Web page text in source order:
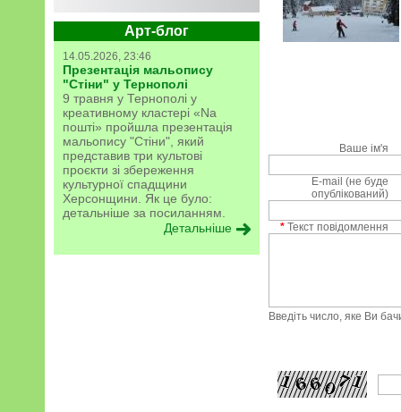
Арт-блог
14.05.2026, 23:46
Презентація мальопису
"Стіни" у Тернополі
9 травня у Тернополі у
креативному кластері «Na
пошті» пройшла презентація
мальопису "Стіни", який
представив три культові
проєкти зі збереження
культурної спадщини
Херсонщини. Як це було:
детальніше за посиланням.
Детальніше
Ваше ім'я
E-mail (не буде
опублікований)
* Текст повідомлення
Введіть число, яке Ви